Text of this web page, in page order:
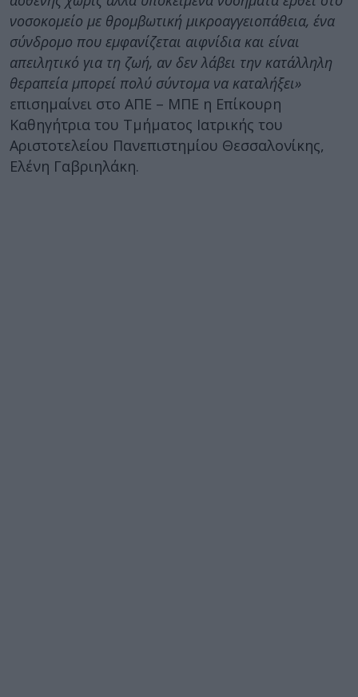
νοσοκομείο με θρομβωτική μικροαγγειοπάθεια, ένα
σύνδρομο που εμφανίζεται αιφνίδια και είναι
απειλητικό για τη ζωή, αν δεν λάβει την κατάλληλη
θεραπεία μπορεί πολύ σύντομα να καταλήξει»
επισημαίνει στο ΑΠΕ – ΜΠΕ η Επίκουρη
Καθηγήτρια του Τμήματος Ιατρικής του
Αριστοτελείου Πανεπιστημίου Θεσσαλονίκης,
Ελένη Γαβριηλάκη.